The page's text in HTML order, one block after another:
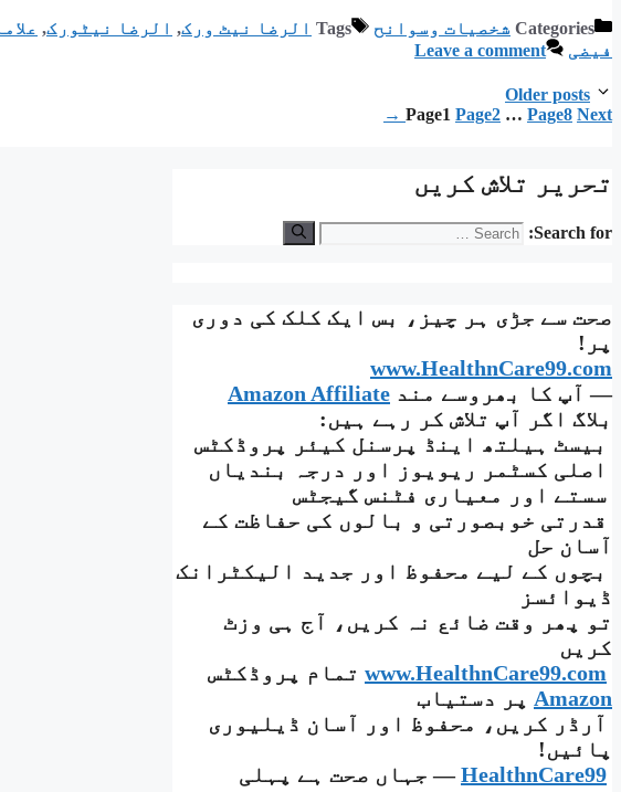
Categories شخصیات وسوانح Tags الرضا نیٹ ورک, الرضا نیٹورک,
فیضی
Leave a comment
Older posts
Page1 Page2 … Page8 Next
→
تحریر تلاش کریں
Search for:
صحت سے جڑی ہر چیز، بس ایک کلک کی دوری
پر!
www.HealthnCare99.com
— آپ کا بھروسے مند Amazon Affiliate
بلاگ اگر آپ تلاش کر رہے ہیں:
بیسٹ ہیلتھ اینڈ پرسنل کیئر پروڈکٹس
اصلی کسٹمر ریویوز اور درجہ بندیاں
سستے اور معیاری فٹنس گیجٹس
قدرتی خوبصورتی و بالوں کی حفاظت کے
آسان حل
بچوں کے لیے محفوظ اور جدید الیکٹرانک
ڈیوائسز
تو پھر وقت ضائع نہ کریں، آج ہی وزٹ
کریں
www.HealthnCare99.com تمام پروڈکٹس
Amazon پر دستیاب
آرڈر کریں، محفوظ اور آسان ڈیلیوری
پائیں!
HealthnCare99— جہاں صحت ہے پہلی